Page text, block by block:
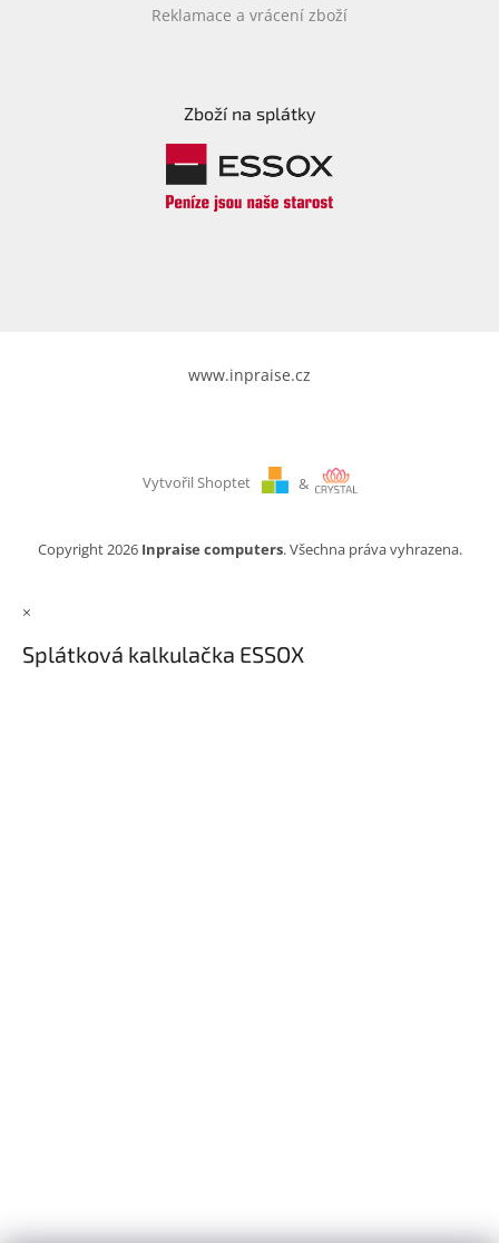
Reklamace a vrácení zboží
Zboží na splátky
www.inpraise.cz
Vytvořil Shoptet &
Copyright 2026 Inpraise computers. Všechna práva vyhrazena.
×
Splátková kalkulačka ESSOX